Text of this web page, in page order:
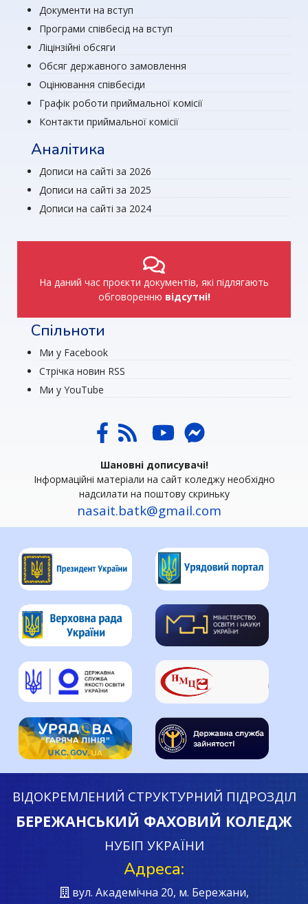
Документи на вступ
Програми співбесід на вступ
Ліцінзійні обсяги
Обсяг державного замовлення
Оцінювання співбесіди
Графік роботи приймальної комісії
Контакти приймальної комісії
Аналітика
Дописи на сайті за 2026
Дописи на сайті за 2025
Дописи на сайті за 2024
На даний час проєкти документів, які підлягають
обговоренню відсутні!
Спільноти
Ми у Facebook
Стрічка новин RSS
Ми у YouTube
Шановні дописувачі!
Інформаційні матеріали на сайт коледжу необхідно
надсилати на поштову скриньку
nasait.batk@gmail.com
ВІДОКРЕМЛЕНИЙ СТРУКТУРНИЙ ПІДРОЗДІЛ
БЕРЕЖАНСЬКИЙ ФАХОВИЙ КОЛЕДЖ
НУБІП УКРАЇНИ
Адреса:
вул. Академічна 20, м. Бережани,